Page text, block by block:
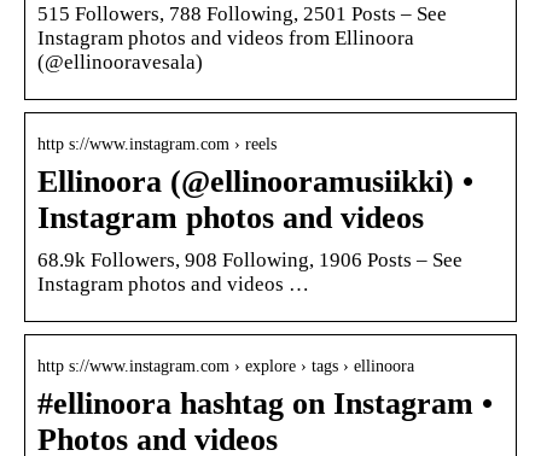
515 Followers, 788 Following, 2501 Posts – See
Instagram photos and videos from Ellinoora
(@ellinooravesala)
http s://www.instagram.com › reels
Ellinoora (@ellinooramusiikki) •
Instagram photos and videos
68.9k Followers, 908 Following, 1906 Posts – See
Instagram photos and videos …
http s://www.instagram.com › explore › tags › ellinoora
#ellinoora hashtag on Instagram •
Photos and videos